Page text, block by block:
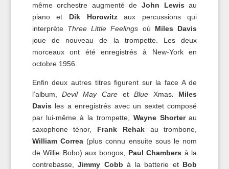
même orchestre augmenté deJohn Lewis au
piano et Dik Horowitzaux percussions qui
interprète Three Little Feelings où Miles Davis
joue de nouveau de la trompette. Les deux
morceaux ont été enregistrés à New-York en
octobre 1956.
Enfin deux autres titres figurent sur la face A de
l’album,Devil May Care et BlueXmas.
Miles
Davis les a enregistrés avec un sextet composé
par lui-même à la trompette, Wayne Shorterau
saxophone ténor, Frank Rehakau trombone,
William Correa(plus connu ensuite sous le nom
de Willie Bobo) aux bongos, Paul Chambers à la
contrebasse,Jimmy Cobb à la batterie et Bob